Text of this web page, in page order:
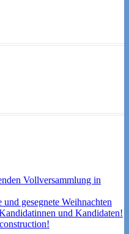
Vollversammlung in
gesegnete Weihnachten
und Kandidaten!